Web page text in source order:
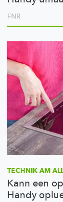
FNR
TECHNIK AM
Kann een
Handy